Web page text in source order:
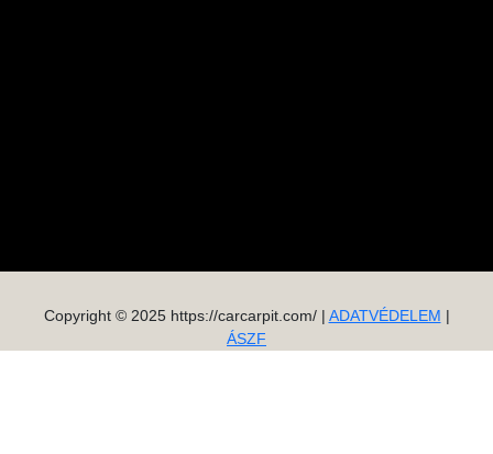
Copyright © 2025 https://carcarpit.com/ | ADATVÉDELEM |
ÁSZF